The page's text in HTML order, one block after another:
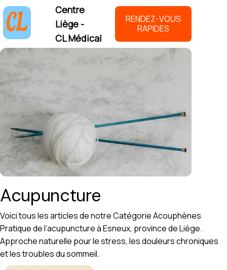
Centre
Liège -
CL Médical
RENDEZ-VOUS
RAPIDES
Acupuncture
Voici tous les articles de notre Catégorie Acouphènes
Pratique de l’acupuncture à Esneux, province de Liège.
Approche naturelle pour le stress, les douleurs chroniques
et les troubles du sommeil.